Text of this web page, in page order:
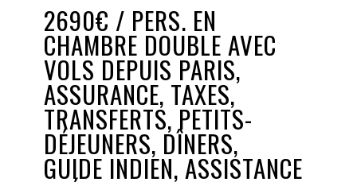
2690€ / PERS. EN
CHAMBRE DOUBLE AVEC
VOLS DEPUIS PARIS,
ASSURANCE, TAXES,
TRANSFERTS, PETITS-
DÉJEUNERS, DÎNERS,
GUIDE INDIEN, ASSISTANCE